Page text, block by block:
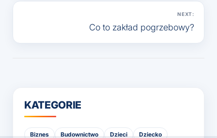
NEXT:
Co to zakład pogrzebowy?
KATEGORIE
Biznes Budownictwo Dzieci Dziecko